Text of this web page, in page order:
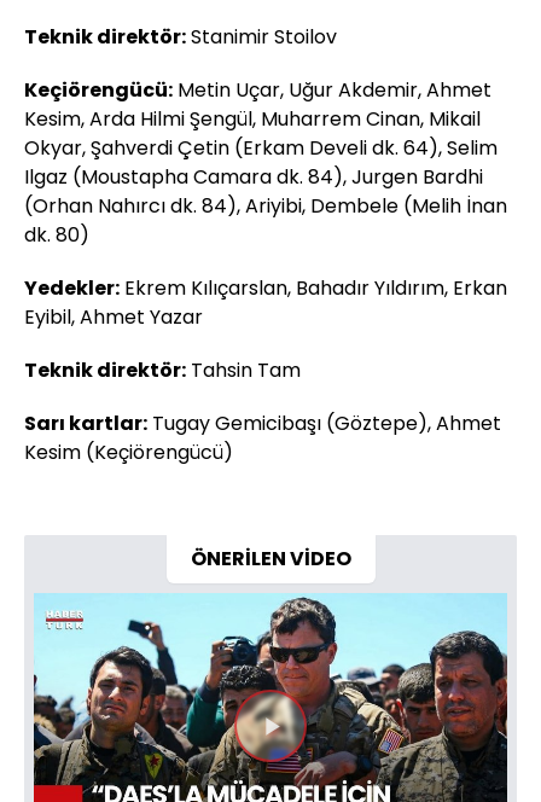
Teknik direktör:Stanimir Stoilov
Keçiörengücü: Metin Uçar, Uğur Akdemir, Ahmet
Kesim, Arda Hilmi Şengül, Muharrem Cinan, Mikail
Okyar, Şahverdi Çetin (Erkam Develi dk. 64), Selim
Ilgaz (Moustapha Camara dk. 84), Jurgen Bardhi
(Orhan Nahırcı dk. 84), Ariyibi, Dembele (Melih İnan
dk. 80)
Yedekler: Ekrem Kılıçarslan, Bahadır Yıldırım, Erkan
Eyibil, Ahmet Yazar
Teknik direktör: Tahsin Tam
Sarı kartlar: Tugay Gemicibaşı (Göztepe), Ahmet
Kesim (Keçiörengücü)
ÖNERİLEN VİDEO
Videoyu
Oynat